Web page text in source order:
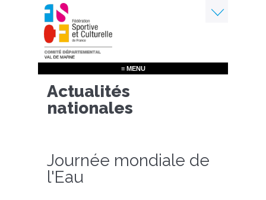
Aller
au
contenu
principal
≡ MENU
Actualités
nationales
Journée mondiale de
l'Eau